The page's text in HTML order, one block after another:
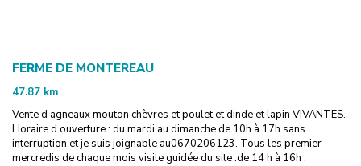
FERME DE MONTEREAU
47.87 km
Vente d agneaux mouton chèvres et poulet et dinde et lapin VIVANTES.
Horaire d ouverture : du mardi au dimanche de 10h à 17h sans
interruption.et je suis joignable au0670206123. Tous les premier
mercredis de chaque mois visite guidée du site .de 14 h à 16h .